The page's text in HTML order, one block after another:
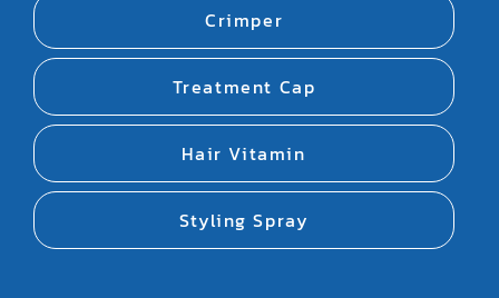
Crimper
Treatment Cap
Hair Vitamin
Styling Spray